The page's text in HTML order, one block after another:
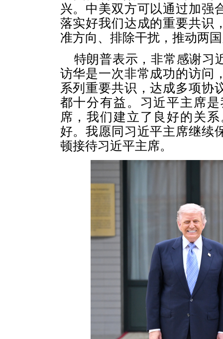
兴。中美双方可以通过加强
落实好我们达成的重要共识
准方向、排除干扰，推动两
特朗普表示，非常感谢习
访华是一次非常成功的访问
系列重要共识，达成多项协
都十分有益。习近平主席
席，我们建立了良好的关
好。我愿同习近平主席继续
顿接待习近平主席。